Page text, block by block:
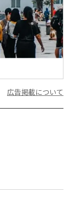
広告掲載について